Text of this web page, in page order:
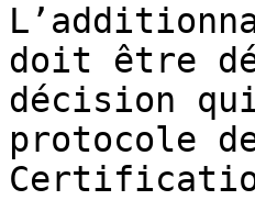
doit être
décision
protocole